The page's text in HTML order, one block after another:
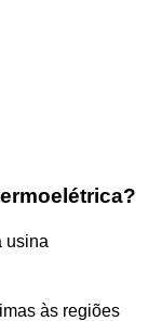
usina
às regiões